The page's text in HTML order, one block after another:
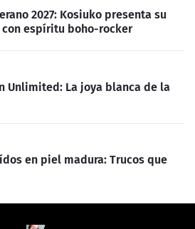
2027: Kosiuko presenta su
con espíritu boho-rocker
Unlimited: La joya blanca de la
en piel madura: Trucos que